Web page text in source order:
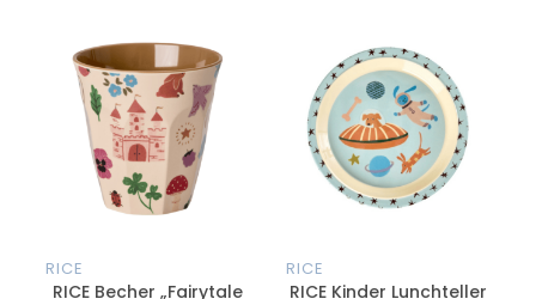
RICE
RICE Becher „Fairytale
RICE
RICE Kinder Lunchteller